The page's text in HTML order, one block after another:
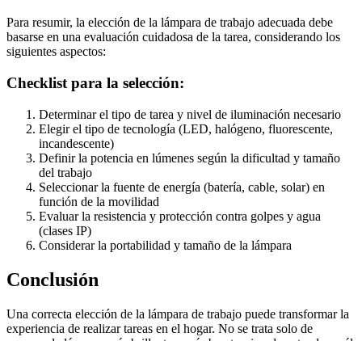
Para resumir, la elección de la lámpara de trabajo adecuada debe
basarse en una evaluación cuidadosa de la tarea, considerando los
siguientes aspectos:
Checklist para la selección:
Determinar el tipo de tarea y nivel de iluminación necesario
Elegir el tipo de tecnología (LED, halógeno, fluorescente,
incandescente)
Definir la potencia en lúmenes según la dificultad y tamaño
del trabajo
Seleccionar la fuente de energía (batería, cable, solar) en
función de la movilidad
Evaluar la resistencia y protección contra golpes y agua
(clases IP)
Considerar la portabilidad y tamaño de la lámpara
Conclusión
Una correcta elección de la lámpara de trabajo puede transformar la
experiencia de realizar tareas en el hogar. No se trata solo de